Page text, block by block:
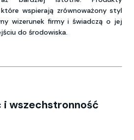
wspierają zrównoważony styl
wizerunek firmy i świadczą o jej
do środowiska.
i wszechstronność